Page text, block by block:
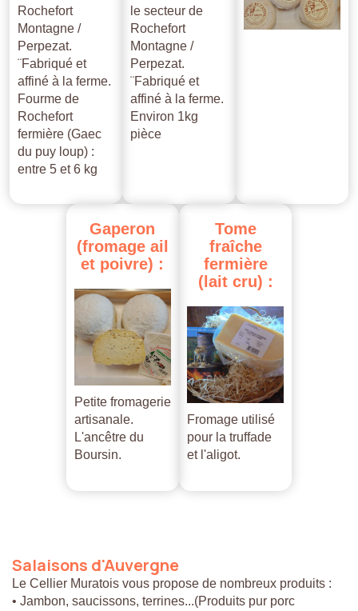
Rochefort
Montagne /
Perpezat.
¨Fabriqué et
affiné à la ferme.
Fourme de
Rochefort
fermière (Gaec
du puy loup) :
entre 5 et 6 kg
le secteur de
Rochefort
Montagne /
Perpezat.
¨Fabriqué et
affiné à la ferme.
Environ 1kg
pièce
Gaperon
(fromage ail
et poivre) :
Petite fromagerie
artisanale.
L'ancêtre du
Boursin.
Tome
fraîche
fermière
(lait cru) :
Fromage utilisé
pour la truffade
et l'aligot.
Salaisons d'Auvergne
Le Cellier Muratois vous propose de nombreux produits :
• Jambon, saucissons, terrines...(Produits pur porc